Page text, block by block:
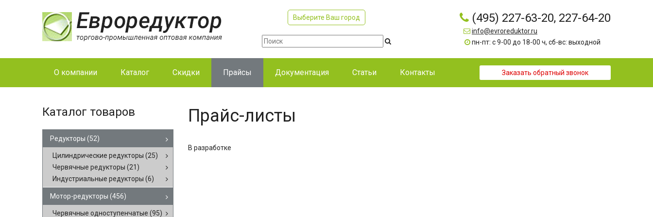
Выберите Ваш город (495) 227-63-20, 227-64-20
info@evroreduktor.ru
пн-пт: с 9-00 до 18-00 ч, сб-вс: выходной
О компании Каталог Скидки Прайсы Документация Статьи Контакты Заказать обратный звонок
Каталог товаров
Редукторы (52)
Цилиндрические редукторы (25)
Червячные редукторы (21)
Индустриальные редукторы (6)
Мотор-редукторы (456)
Червячные одноступенчатые (95)
Прайс-листы
В разработке